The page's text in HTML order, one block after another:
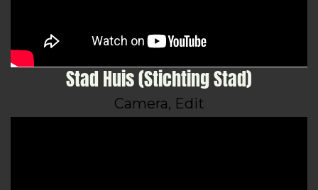
Stad Huis (Stichting Stad)
Camera, Edit